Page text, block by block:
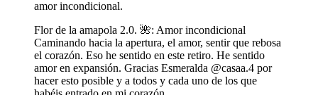
amor incondicional.
Flor de la amapola 2.0. 🌺: Amor incondicional
Caminando hacia la apertura, el amor, sentir que rebosa
el corazón. Eso he sentido en este retiro. He sentido
amor en expansión. Gracias Esmeralda @casaa.4 por
hacer esto posible y a todos y cada uno de los que